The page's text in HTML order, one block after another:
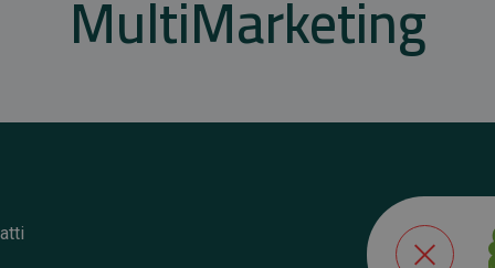
MultiMarketing